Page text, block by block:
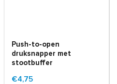
Push-to-open
druksnapper met
stootbuffer
€4,75